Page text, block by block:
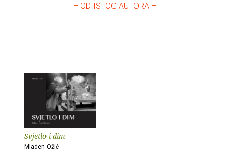
– OD ISTOG AUTORA –
Svjetlo i dim
Mladen Ožić